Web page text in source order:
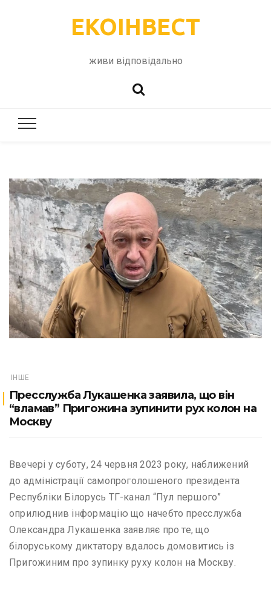
ЕКОІНВЕСТ
живи відповідально
ІНШЕ
Пресслужба Лукашенка заявила, що він
“вламав” Пригожина зупинити рух колон на
Москву
Ввечері у суботу, 24 червня 2023 року, наближений
до адміністрації самопроголошеного президента
Республіки Білорусь ТГ-канал “Пул першого”
оприлюднив інформацію що начебто пресслужба
Олександра Лукашенка заявляє про те, що
білоруському диктатору вдалось домовитись із
Пригожиним про зупинку руху колон на Москву.